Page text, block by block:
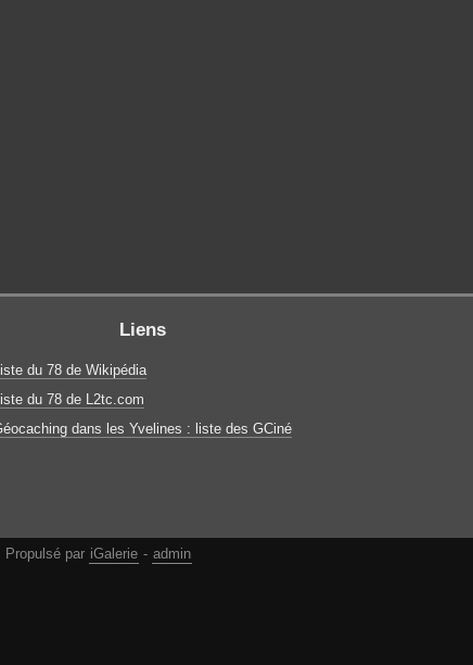
Liens
du 78 de Wikipédia
du 78 de L2tc.com
dans les Yvelines : liste des GCiné
Propulsé par iGalerie - admin